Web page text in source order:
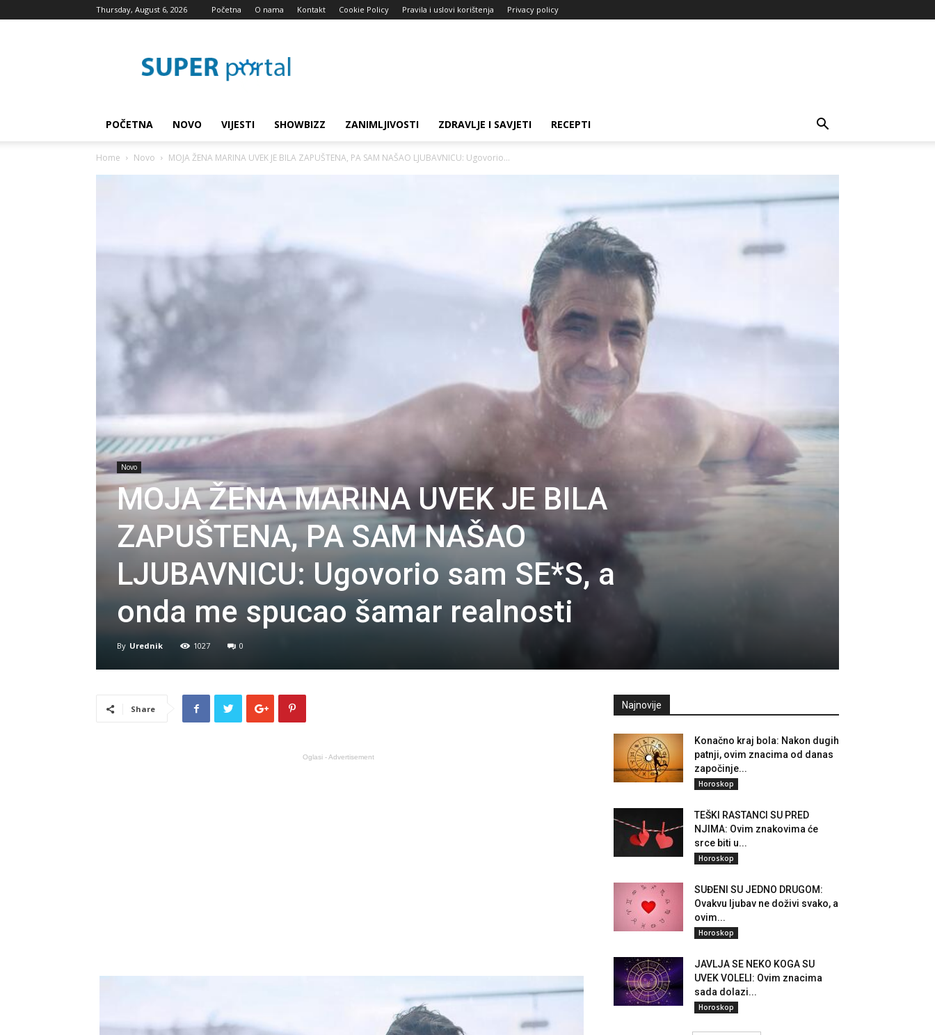
Thursday, August 6, 2026 Početna O nama Kontakt Cookie Policy Pravila i uslovi korištenja Privacy policy
blog
POČETNA NOVO VIJESTI SHOWBIZZ ZANIMLJIVOSTI ZDRAVLJE I SAVJETI RECEPTI
Home Novo MOJA ŽENA MARINA UVEK JE BILA ZAPUŠTENA, PA SAM NAŠAO LJUBAVNICU: Ugovorio...
Novo
MOJA ŽENA MARINA UVEK JE BILA
ZAPUŠTENA, PA SAM NAŠAO
LJUBAVNICU: Ugovorio sam SE*S, a
onda me spucao šamar realnosti
By Urednik 1027 0
Share
Oglasi - Advertisement
Najnovije
Konačno kraj bola: Nakon dugih
patnji, ovim znacima od danas
započinje...
Horoskop
TEŠKI RASTANCI SU PRED
NJIMA: Ovim znakovima će
srce biti u...
Horoskop
SUĐENI SU JEDNO DRUGOM:
Ovakvu ljubav ne doživi svako, a
ovim...
Horoskop
JAVLJA SE NEKO KOGA SU
UVEK VOLELI: Ovim znacima
sada dolazi...
Horoskop